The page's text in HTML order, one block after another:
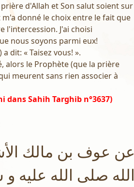
d'Allah et Son salut soient sur
donné le choix entre le fait que
l'intercession. J'ai choisi
nous soyons parmi eux!
dit: « Taisez vous! ».
alors le Prophète (que la prière
meurent sans rien associer à
Sahih Targhib n°3637)
عن عوف بن مالك
الله صلى الله